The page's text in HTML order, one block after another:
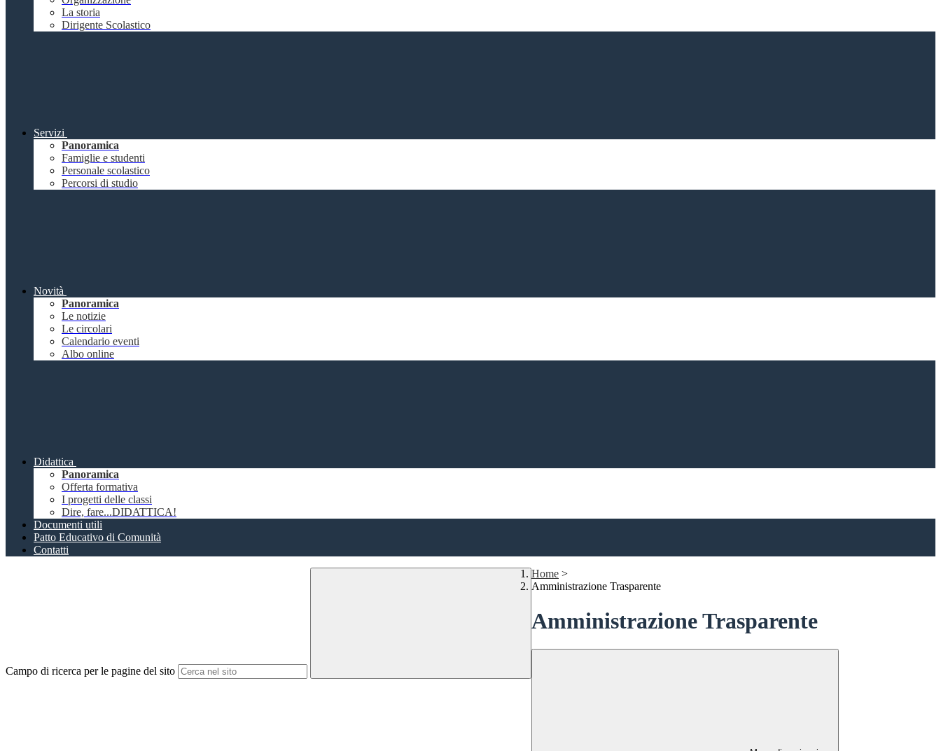
La storia
Dirigente Scolastico
Servizi
Panoramica
Famiglie e studenti
Personale scolastico
Percorsi di studio
Novità
Panoramica
Le notizie
Le circolari
Calendario eventi
Albo online
Didattica
Panoramica
Offerta formativa
I progetti delle classi
Dire, fare...DIDATTICA!
Documenti utili
Patto Educativo di Comunità
Contatti
Campo di ricerca per le pagine del sito
Home >
Amministrazione Trasparente
Amministrazione Trasparente